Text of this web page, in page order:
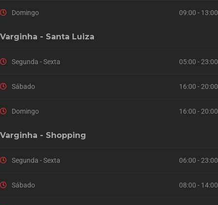
Domingo 09:00 - 13:00
Varginha - Santa Luiza
Segunda - Sexta 05:00 - 23:00
Sábado 16:00 - 20:00
Domingo 16:00 - 20:00
Varginha - Shopping
Segunda - Sexta 06:00 - 23:00
Sábado 08:00 - 14:00